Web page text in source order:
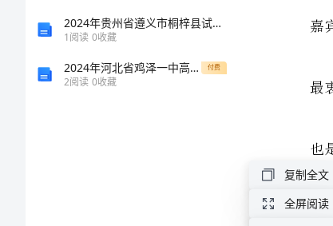
2024年贵州省遵义市桐梓县试验检测师之交通工程考试题库含完整答案【夺冠系列】
1阅读 0收藏
2024年河北省鸡泽一中高一生物上学期期末联考模拟试题含解析 付费
2阅读 0收藏
622
复制全文
全屏阅读